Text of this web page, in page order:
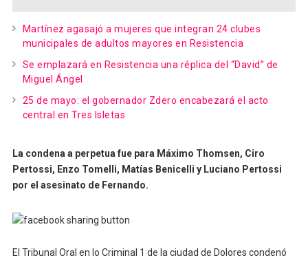
Martínez agasajó a mujeres que integran 24 clubes
municipales de adultos mayores en Resistencia
Se emplazará en Resistencia una réplica del “David” de
Miguel Ángel
25 de mayo: el gobernador Zdero encabezará el acto
central en Tres Isletas
La condena a perpetua fue para Máximo Thomsen, Ciro
Pertossi, Enzo Tomelli, Matías Benicelli y Luciano Pertossi
por el asesinato de Fernando.
El Tribunal Oral en lo Criminal 1 de la ciudad de Dolores condenó